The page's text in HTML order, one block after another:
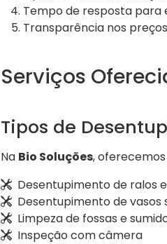
Tempo de resposta para
Transparência nos
Serviços
Tipos de
Na Bio Soluções,
Desentupimento de ralos
Desentupimento de vasos
Limpeza de fossas e
Inspeção com câmera